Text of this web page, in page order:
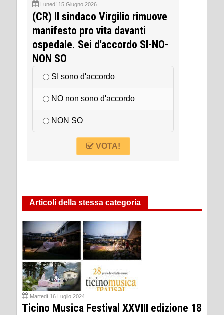
Lunedì 15 Giugno 2026
(CR) Il sindaco Virgilio rimuove
manifesto pro vita davanti
ospedale. Sei d'accordo SI-NO-
NON SO
SI sono d'accordo
NO non sono d'accordo
NON SO
VOTA!
Articoli della stessa categoria
Martedì 16 Luglio 2024
Ticino Musica Festival XXVIII edizione 18